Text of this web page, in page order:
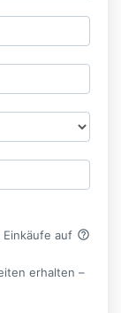
auf help_outline
erhalten –